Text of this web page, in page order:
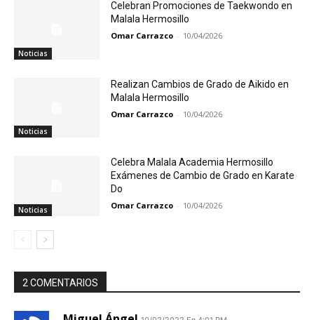
Noticias
Celebran Promociones de Taekwondo en
Malala Hermosillo
Omar Carrazco - 10/04/2026
Noticias
Realizan Cambios de Grado de Aikido en
Malala Hermosillo
Omar Carrazco - 10/04/2026
Noticias
Celebra Malala Academia Hermosillo
Exámenes de Cambio de Grado en Karate
Do
Omar Carrazco - 10/04/2026
2 COMENTARIOS